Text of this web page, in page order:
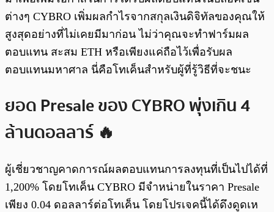
ต่างๆ CYBRO เพิ่มผลกำไรจากสกุลเงินดิจิทัลของคุณให้
สูงสุดอย่างที่ไม่เคยมีมาก่อน ไม่ว่าคุณจะทำฟาร์มผล
ตอบแทน สะสม ETH หรือเพียงแค่ถือไว้เพื่อรับผล
ตอบแทนมหาศาล นี่คือโทเค็นสำหรับผู้ที่รู้วิธีที่จะชนะ
ยอด Presale ของ CYBRO พุ่งเกิน 4
ล้านดอลลาร์ 🔥
ผู้เชี่ยวชาญคาดการณ์ผลตอบแทนการลงทุนที่เป็นไปได้ที่
1,200% โดยโทเค็น CYBRO มีจำหน่ายในราคา​ Presale
เพียง 0.04 ดอลลาร์ต่อโทเค็น โดยโปรเจคนี้ได้ดึงดูดเห